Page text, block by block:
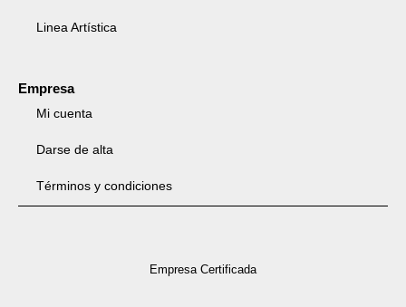
Linea Artística
Empresa
Mi cuenta
Darse de alta
Términos y condiciones
Empresa Certificada